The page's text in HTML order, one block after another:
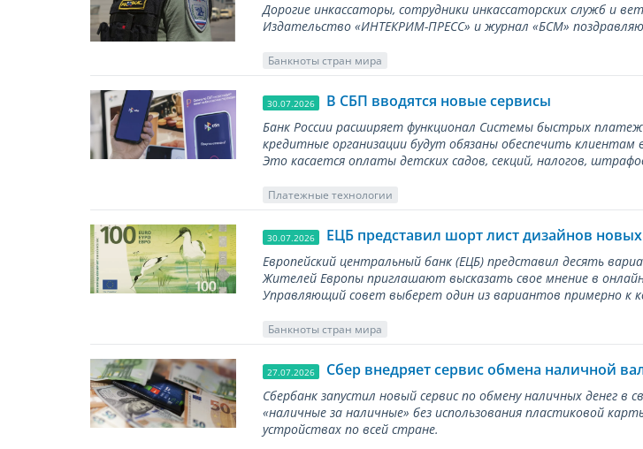
Дорогие инкассаторы, сотрудники инкассаторских служб и
Издательство «ИНТЕКРИМ-ПРЕСС» и журнал «БСМ»
Банкноты стран мира
30.07.2026 В СБП вводятся новые сервисы
Банк России расширяет функционал Системы быстрых
кредитные организации будут обязаны обеспечить
Это касается оплаты детских садов, секций, налогов,
Платежные технологии
30.07.2026 ЕЦБ представил шорт лист дизайнов
Европейский центральный банк (ЕЦБ) представил десять
Жителей Европы приглашают высказать свое мнение в
Управляющий совет выберет один из вариантов примерно к
Банкноты стран мира
27.07.2026 Сбер внедряет сервис обмена наличной
Сбербанк запустил новый сервис по обмену наличных денег
«наличные за наличные» без использования пластиковой
устройствах по всей стране.